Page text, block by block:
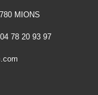
MIONS
04 78 20 93 97